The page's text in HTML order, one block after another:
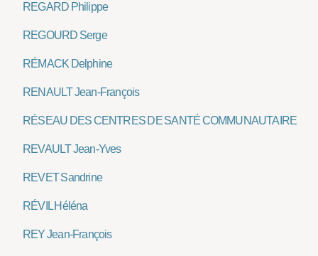
REGARD Philippe
REGOURD Serge
RÉMACK Delphine
RENAULT Jean-François
RÉSEAU DES CENTRES DE SANTÉ COMMUNAUTAIRE
REVAULT Jean-Yves
REVET Sandrine
RÉVIL Héléna
REY Jean-François